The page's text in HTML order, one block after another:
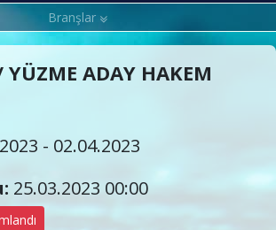
Branşlar
ADAY HAKEM
- 02.04.2023
25.03.2023 00:00